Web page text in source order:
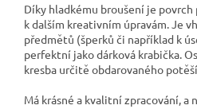
Díky hladkému broušení je
k dalším kreativním úpravám. Je
předmětů (šperků či například k
perfektní jako dárková krabička.
kresba určitě obdarovaného potěší.
Má krásné a kvalitní zpracování, a